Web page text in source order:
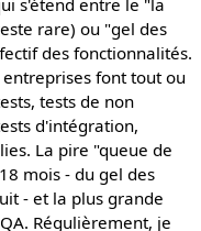
rare) ou "gel des
des fonctionnalités.
font tout ou
tests de non
d'intégration,
La pire "queue de
mois - du gel des
- et la plus grande
Régulièrement, je